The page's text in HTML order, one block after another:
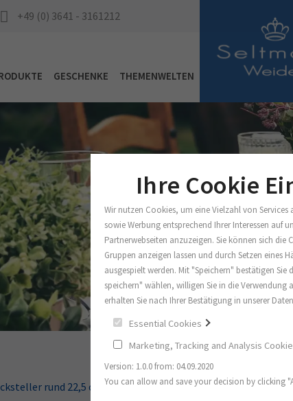
+49 (0) 3641 - 3161212
GESCHENKE THEMENWELTEN
rund 22,5 cm Fashion Luxury White
Ihre Cookie
Wir nutzen Cookies, um eine Vielzahl von Services
sowie Werbung entsprechend Ihrer Interessen auf
Partnerwebseiten anzuzeigen. Sie können sich die
Gruppen anzeigen lassen und durch Setzen eines
ausgespielt werden. Mit "Speichern" bestätigen Sie
speichern" wählen, willigen Sie in die Verwendung
erhalten Sie nach Ihrer Bestätigung in unserer
Essential Cookies
Marketing, Tracking and Analysis
Version: 1.0.0 from: 04.09.2020
You can allow and save your decision by clicking